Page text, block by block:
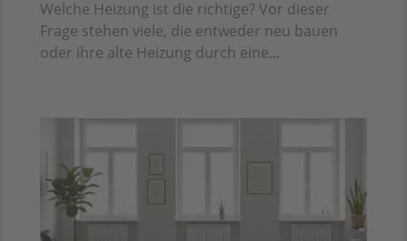
Welche Heizung ist die richtige? Vor dieser
Frage stehen viele, die entweder neu bauen
oder ihre alte Heizung durch eine...